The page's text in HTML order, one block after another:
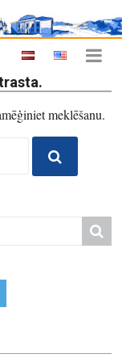
meklēšanu.